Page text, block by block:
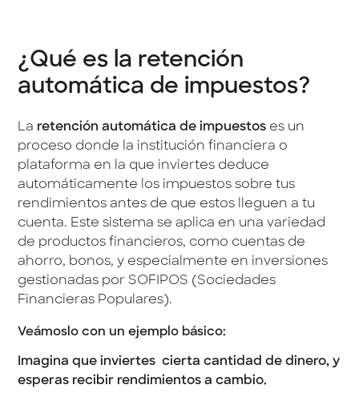
¿Qué es la retención
automática de impuestos?
La retención automática de impuestos es un
proceso donde la institución financiera o
plataforma en la que inviertes deduce
automáticamente los impuestos sobre tus
rendimientos antes de que estos lleguen a tu
cuenta. Este sistema se aplica en una variedad
de productos financieros, como cuentas de
ahorro, bonos, y especialmente en inversiones
gestionadas por SOFIPOS (Sociedades
Financieras Populares).
Veámoslo con un ejemplo básico:
Imagina que inviertes cierta cantidad de dinero, y
esperas recibir rendimientos a cambio.